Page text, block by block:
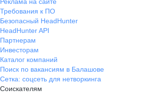
Требования к ПО
Безопасный HeadHunter
HeadHunter API
Партнерам
Инвесторам
Каталог компаний
Поиск по вакансиям в Балашове
Сетка: соцсеть для нетворкинга
Соискателям